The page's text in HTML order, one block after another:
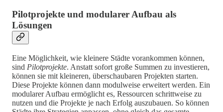
Pilotprojekte und modularer Aufbau als
Lösungen
Eine Möglichkeit, wie kleinere Städte vorankommen können,
sind Pilotprojekte. Anstatt sofort große Summen zu investieren,
können sie mit kleineren, überschaubaren Projekten starten.
Diese Projekte können dann modulweise erweitert werden. Ein
modularer Aufbau ermöglicht es, Ressourcen schrittweise zu
nutzen und die Projekte je nach Erfolg auszubauen. So können